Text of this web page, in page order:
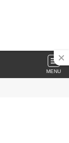
MENU